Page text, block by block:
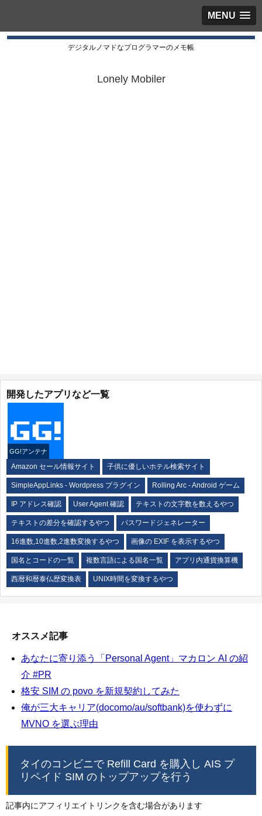
MENU
デジタルノマドなプログラマーのメモ帳
Lonely Mobiler
開発したアプリなど一覧
GG!アンテナ
Amazon セール情報サイト 子供に優しいホテル検索サイト
SimpleAppLinks - Wordpress プラグイン Rolling Arc - Android ゲーム
IP アドレス確認 User Agent 確認 テキストの文字数を数えるやつ
テキストの差分を確認するやつ パスワードジェネレーター
16進数,10進数,2進数変換するやつ 画像の EXIF を表示するやつ
国名とコードの一覧 複数言語による国名一覧 アプリ内通貨換算機
西暦和暦泰仏歴変換表 UNIX時間を変換するやつ
オススメ記事
あなたに寄り添う「Personal Agent」マカロン AI の紹
介 #PR
格安 SIM の povo を新規契約してみた
俺が三大キャリア(docomo/au/softbank)を使わずに
MVNO を選ぶ理由
タイのコンビニで Refill Card を購入し AIS プ
リペイド SIM のトップアップを行う
記事内にアフィリエイトリンクを含む場合があります